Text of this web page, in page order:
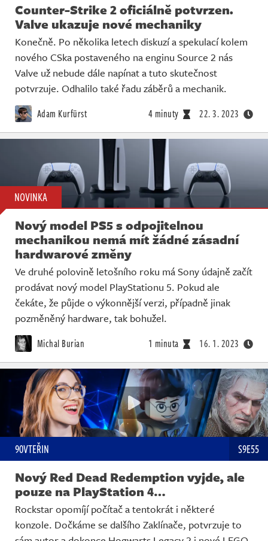
Counter-Strike 2 oficiálně potvrzen.
Valve ukazuje nové mechaniky
Konečně. Po několika letech diskuzí a spekulací kolem
nového CSka postaveného na enginu Source 2 nás
Valve už nebude dále napínat a tuto skutečnost
potvrzuje. Odhalilo také řadu záběrů a mechanik.
Adam Kurfürst 4 minuty 22. 3. 2023
NOVINKA
Nový model PS5 s odpojitelnou
mechanikou nemá mít žádné zásadní
hardwarové změny
Ve druhé polovině letošního roku má Sony údajně začít
prodávat nový model PlayStationu 5. Pokud ale
čekáte, že půjde o výkonnější verzi, případně jinak
pozměněný hardware, tak bohužel.
Michal Burian 1 minuta 16. 1. 2023
90VTEŘIN S9E55
Nový Red Dead Redemption vyjde, ale
pouze na PlayStation 4…
Rockstar opomíjí počítač a tentokrát i některé
konzole. Dočkáme se dalšího Zaklínače, potvrzuje to